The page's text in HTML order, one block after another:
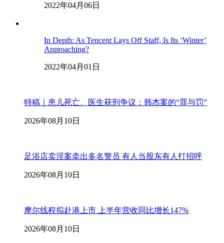
2022年04月06日
In Depth: As Tencent Lays Off Staff, Is Its ‘Winter’
Approaching?
2022年04月01日
特稿｜患儿死亡、医生获刑争议：韩杰案的“罪与罚”
2026年08月10日
足浴店卖淫案牵出多名警员 有人当股东有人打招呼
2026年08月10日
摩尔线程拟赴港上市 上半年营收同比增长147%
2026年08月10日